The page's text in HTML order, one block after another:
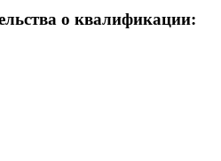
о квалификации: